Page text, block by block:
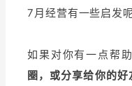
7月经营有一些启发呢
如果对你有一点帮
圈，或分享给你的好